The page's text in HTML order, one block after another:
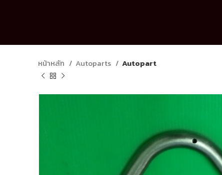
หน้าหลัก Autoparts Autopart